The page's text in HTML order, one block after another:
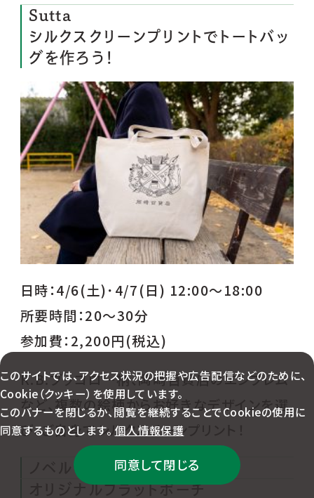
このサイトでは、アクセス状況の把握や広告配信などのために、
Cookie（クッキー）を使用しています。
このバナーを閉じるか、閲覧を継続することでCookieの使用に
同意するものとします。 個人情報保護
同意して閉じる
Sutta
シルクスクリーンプリントでトートバッ
グを作ろう！
日時：4/6(土)･4/7(日) 12:00～18:00
所要時間：20～30分
参加費：2,200円(税込)
R.B.ブッコロー柄、岡﨑百貨店のエンブレム
など、複数の絵柄からお好きなデザインを選
び、ご自身でシルクスリーンプリント！
ノベルティ
オリジナルフラットポーチ